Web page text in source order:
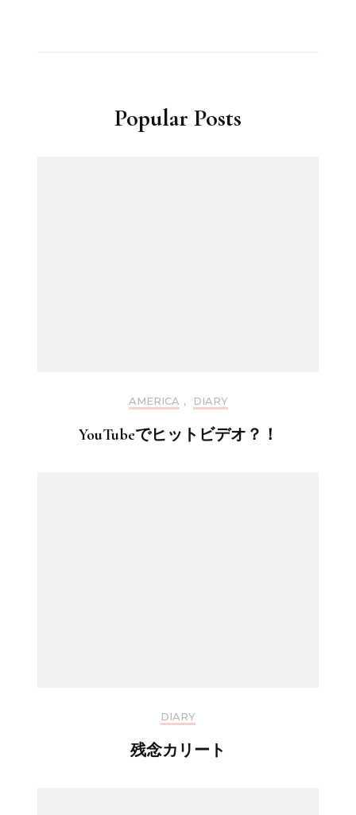
Popular Posts
AMERICA , DIARY
YouTubeでヒットビデオ？！
DIARY
残念カリート